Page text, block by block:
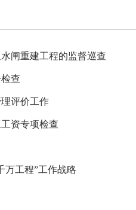
闸重建工程的监督巡查
查
评价工作
资专项检查
万工程”工作战略